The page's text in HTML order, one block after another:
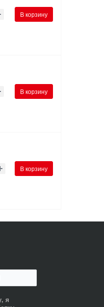
В корзину
В корзину
В корзину
я